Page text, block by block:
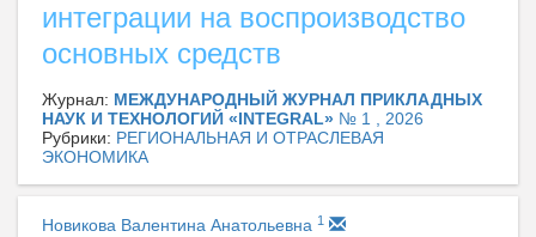
интеграции на воспроизводство
основных средств
Журнал: МЕЖДУНАРОДНЫЙ ЖУРНАЛ ПРИКЛАДНЫХ
НАУК И ТЕХНОЛОГИЙ «INTEGRAL» № 1 , 2026
Рубрики: РЕГИОНАЛЬНАЯ И ОТРАСЛЕВАЯ
ЭКОНОМИКА
Новикова Валентина Анатольевна 1